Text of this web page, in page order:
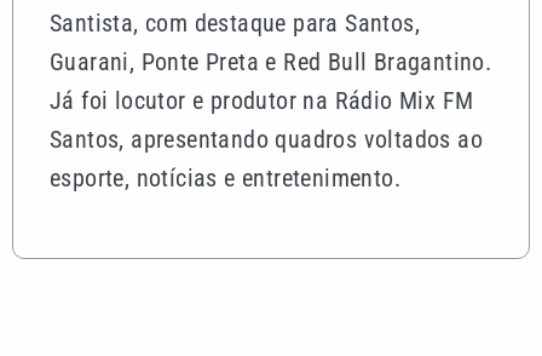
Santista, com destaque para Santos,
Guarani, Ponte Preta e Red Bull Bragantino.
Já foi locutor e produtor na Rádio Mix FM
Santos, apresentando quadros voltados ao
esporte, notícias e entretenimento.